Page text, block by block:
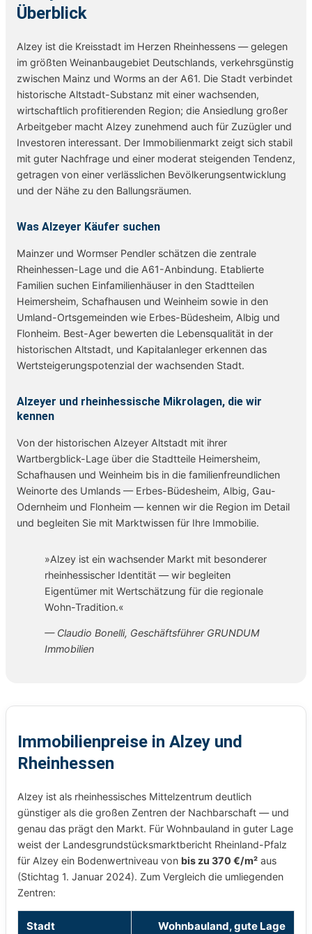
Überblick
Alzey ist die Kreisstadt im Herzen Rheinhessens — gelegen
im größten Weinanbaugebiet Deutschlands, verkehrsgünstig
zwischen Mainz und Worms an der A61. Die Stadt verbindet
historische Altstadt-Substanz mit einer wachsenden,
wirtschaftlich profitierenden Region; die Ansiedlung großer
Arbeitgeber macht Alzey zunehmend auch für Zuzügler und
Investoren interessant. Der Immobilienmarkt zeigt sich stabil
mit guter Nachfrage und einer moderat steigenden Tendenz,
getragen von einer verlässlichen Bevölkerungsentwicklung
und der Nähe zu den Ballungsräumen.
Was Alzeyer Käufer suchen
Mainzer und Wormser Pendler schätzen die zentrale
Rheinhessen-Lage und die A61-Anbindung. Etablierte
Familien suchen Einfamilienhäuser in den Stadtteilen
Heimersheim, Schafhausen und Weinheim sowie in den
Umland-Ortsgemeinden wie Erbes-Büdesheim, Albig und
Flonheim. Best-Ager bewerten die Lebensqualität in der
historischen Altstadt, und Kapitalanleger erkennen das
Wertsteigerungspotenzial der wachsenden Stadt.
Alzeyer und rheinhessische Mikrolagen, die wir
kennen
Von der historischen Alzeyer Altstadt mit ihrer
Wartbergblick-Lage über die Stadtteile Heimersheim,
Schafhausen und Weinheim bis in die familienfreundlichen
Weinorte des Umlands — Erbes-Büdesheim, Albig, Gau-
Odernheim und Flonheim — kennen wir die Region im Detail
und begleiten Sie mit Marktwissen für Ihre Immobilie.
»Alzey ist ein wachsender Markt mit besonderer
rheinhessischer Identität — wir begleiten
Eigentümer mit Wertschätzung für die regionale
Wohn-Tradition.«
— Claudio Bonelli, Geschäftsführer GRUNDUM
Immobilien
Immobilienpreise in Alzey und
Rheinhessen
Alzey ist als rheinhessisches Mittelzentrum deutlich
günstiger als die großen Zentren der Nachbarschaft — und
genau das prägt den Markt. Für Wohnbauland in guter Lage
weist der Landesgrundstücksmarktbericht Rheinland-Pfalz
für Alzey ein Bodenwertniveau von bis zu 370 €/m² aus
(Stichtag 1. Januar 2024). Zum Vergleich die umliegenden
Zentren:
Stadt Wohnbauland, gute Lage